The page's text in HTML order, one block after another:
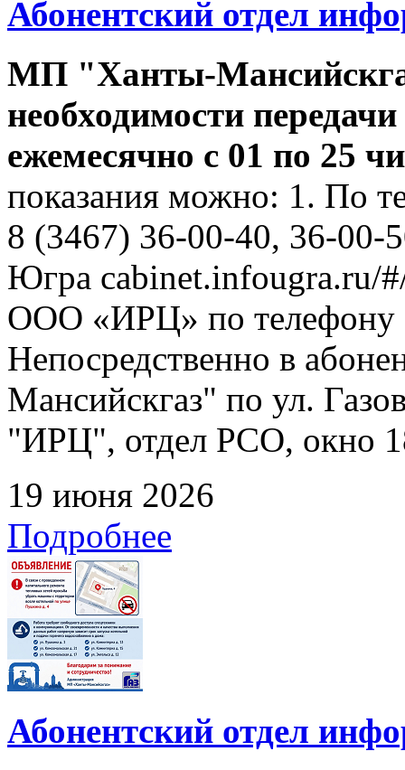
Абонентский отдел
МП "Ханты-
необходимости
ежемесячно с 01 по 25
показания можно: 1. По
8 (3467) 36-00-40, 36-00-
Югра cabinet.infougra.ru/
ООО «ИРЦ» по телефону
Непосредственно в
Мансийскгаз" по ул.
"ИРЦ", отдел РСО, окно
19 июня 2026
Подробнее
Абонентский отдел